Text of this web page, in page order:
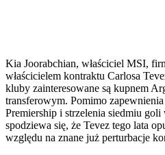
Kia Joorabchian, właściciel MSI,
właścicielem kontraktu Carlosa
kluby zainteresowane są kupnem
transferowym. Pomimo
Premiership i strzelenia siedmiu
spodziewa się, że Tevez tego lata
względu na znane już perturbacje